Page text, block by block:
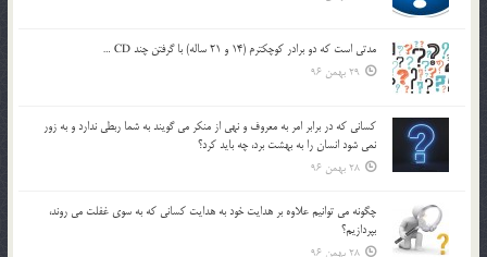
مدتي است كه دو برادر كوچكترم (14 و 21 ساله) با گرفتن چند CD …
29 بهمن 96
كساني كه در برابر امر به معروف و نهي از منكر مي گويند به شما ربطي ندارد و به زور
نمي شود انسان را به بهشت برد، چه بايد كرد؟
28 بهمن 96
چگونه مي توانيم علاوه بر هدايت خود به هدايت كساني كه به سوي غفلت مي روند،
بپردازيم؟
28 بهمن 96